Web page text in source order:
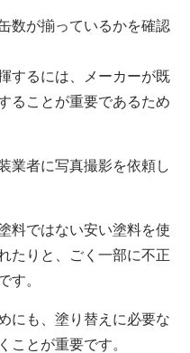
数が揃っているかを確認
するには、メーカーが既
ることが重要であるため
業者に写真撮影を依頼し
料ではない安い塗料を使
たりと、ごく一部に不正
す。
にも、塗り替えに必要な
ことが重要です。